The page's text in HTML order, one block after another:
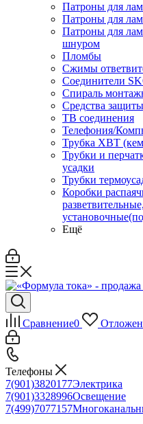
Патроны для
Патроны для
Патроны для
шнуром
Пломбы
Сжимы
Соединители
Спираль
Средства
ТВ соединения
Телефония/
Трубка ХВТ
Трубки и
усадки
Трубки
Коробки
разветвительные,
Ещё
Сравнение0
Телефоны
7(901)3820177Электрика
7(901)3328996Освещение
7(499)7077157